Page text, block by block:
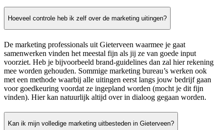
Hoeveel controle heb ik zelf over de marketing uitingen?
De marketing professionals uit Gieterveen waarmee je gaat
samenwerken vinden het meestal fijn als jij ze van goede input
voorziet. Heb je bijvoorbeeld brand-guidelines dan zal hier rekening
mee worden gehouden. Sommige marketing bureau’s werken ook
met een methode waarbij alle uitingen eerst langs jouw bedrijf gaan
voor goedkeuring voordat ze ingepland worden (mocht je dit fijn
vinden). Hier kan natuurlijk altijd over in dialoog gegaan worden.
Kan ik mijn volledige marketing uitbesteden in Gieterveen?